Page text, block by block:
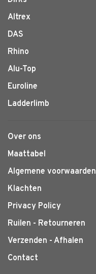
Altrex
DAS
Rhino
Alu-Top
Euroline
Ladderlimb
Over ons
Maattabel
Algemene voorwaarden
Klachten
Privacy Policy
Ruilen - Retourneren
Verzenden - Afhalen
Contact